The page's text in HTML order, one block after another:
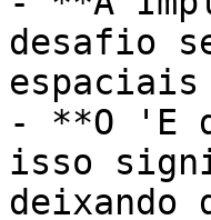
desafio
- **O 'E
isso